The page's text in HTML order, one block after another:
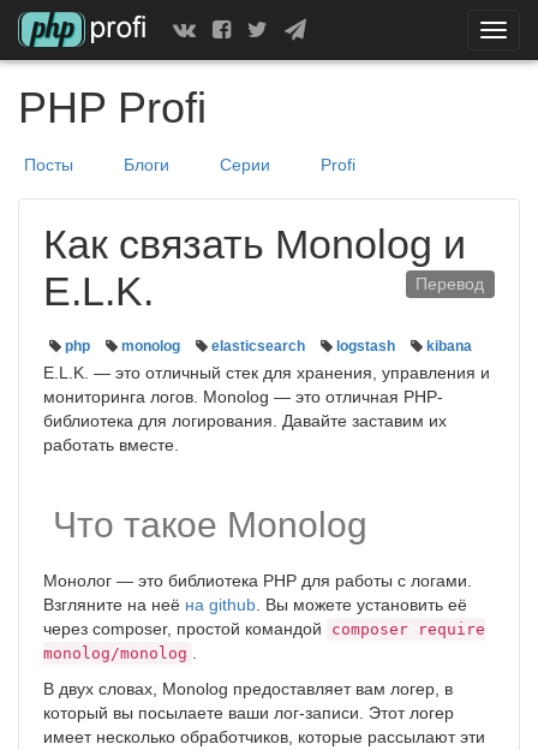
PHP Profi
Посты Блоги Серии Profi
Как связать Monolog и
E.L.K.
Перевод
php monolog elasticsearch logstash kibana
E.L.K. — это отличный стек для хранения, управления и
мониторинга логов. Monolog — это отличная PHP-
библиотека для логирования. Давайте заставим их
работать вместе.
Что такое Monolog
Монолог — это библиотека PHP для работы с логами.
Взгляните на неё на github . Вы можете установить её
через composer, простой командой
composer require
monolog/monolog
В двух словах, Monolog предоставляет вам логер, в
который вы посылаете ваши лог-записи. Этот логер
имеет несколько обработчиков, которые рассылают эти